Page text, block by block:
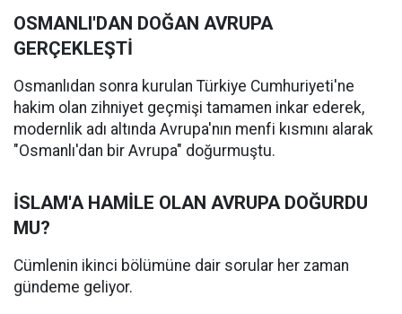
OSMANLI'DAN DOĞAN AVRUPA
GERÇEKLEŞTİ
Osmanlıdan sonra kurulan Türkiye Cumhuriyeti'ne
hakim olan zihniyet geçmişi tamamen inkar ederek,
modernlik adı altında Avrupa'nın menfi kısmını alarak
"Osmanlı'dan bir Avrupa" doğurmuştu.
İSLAM'A HAMİLE OLAN AVRUPA DOĞURDU
MU?
Cümlenin ikinci bölümüne dair sorular her zaman
gündeme geliyor.